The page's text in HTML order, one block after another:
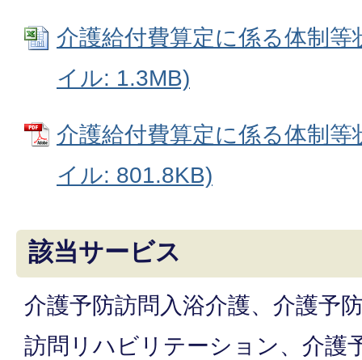
介護給付費算定に係る体制
イル: 1.3MB)
介護給付費算定に係る体制
イル: 801.8KB)
該当サービス
介護予防訪問入浴介護、介護予
訪問リハビリテーション、介護